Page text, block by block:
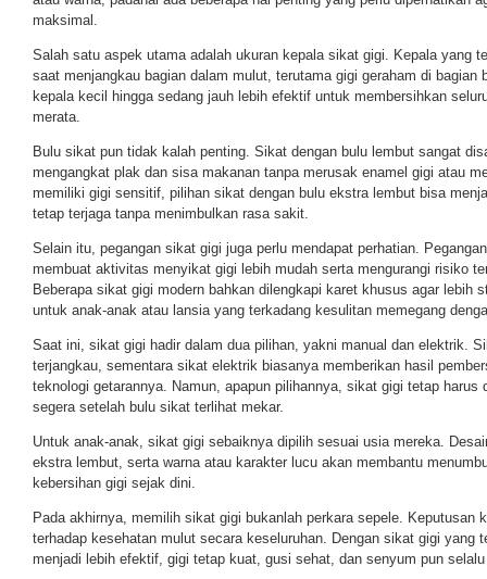
maksimal.
Salah satu aspek utama adalah ukuran kepala sikat gigi. Kepala yang
saat menjangkau bagian dalam mulut, terutama gigi geraham di bagian
kepala kecil hingga sedang jauh lebih efektif untuk membersihkan
merata.
Bulu sikat pun tidak kalah penting. Sikat dengan bulu lembut sangat
mengangkat plak dan sisa makanan tanpa merusak enamel gigi atau
memiliki gigi sensitif, pilihan sikat dengan bulu ekstra lembut bisa
tetap terjaga tanpa menimbulkan rasa sakit.
Selain itu, pegangan sikat gigi juga perlu mendapat perhatian.
membuat aktivitas menyikat gigi lebih mudah serta mengurangi risiko
Beberapa sikat gigi modern bahkan dilengkapi karet khusus agar lebih
untuk anak-anak atau lansia yang terkadang kesulitan memegang
Saat ini, sikat gigi hadir dalam dua pilihan, yakni manual dan elektrik.
terjangkau, sementara sikat elektrik biasanya memberikan hasil
teknologi getarannya. Namun, apapun pilihannya, sikat gigi tetap
segera setelah bulu sikat terlihat mekar.
Untuk anak-anak, sikat gigi sebaiknya dipilih sesuai usia mereka.
ekstra lembut, serta warna atau karakter lucu akan membantu
kebersihan gigi sejak dini.
Pada akhirnya, memilih sikat gigi bukanlah perkara sepele. Keputusan
terhadap kesehatan mulut secara keseluruhan. Dengan sikat gigi yang
menjadi lebih efektif, gigi tetap kuat, gusi sehat, dan senyum pun